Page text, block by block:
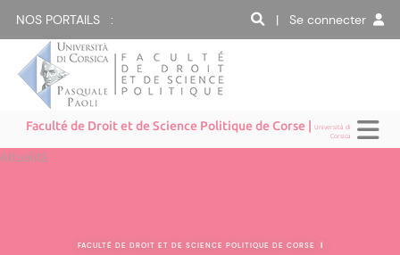
NOS PORTAILS : | Se connecter
Faculté de Droit et de Science Politique de Corse |Università di
Corsica
Attualità
FACULTÉ DE DROIT ET DE SCIENCE POLITIQUE DE CORSE |